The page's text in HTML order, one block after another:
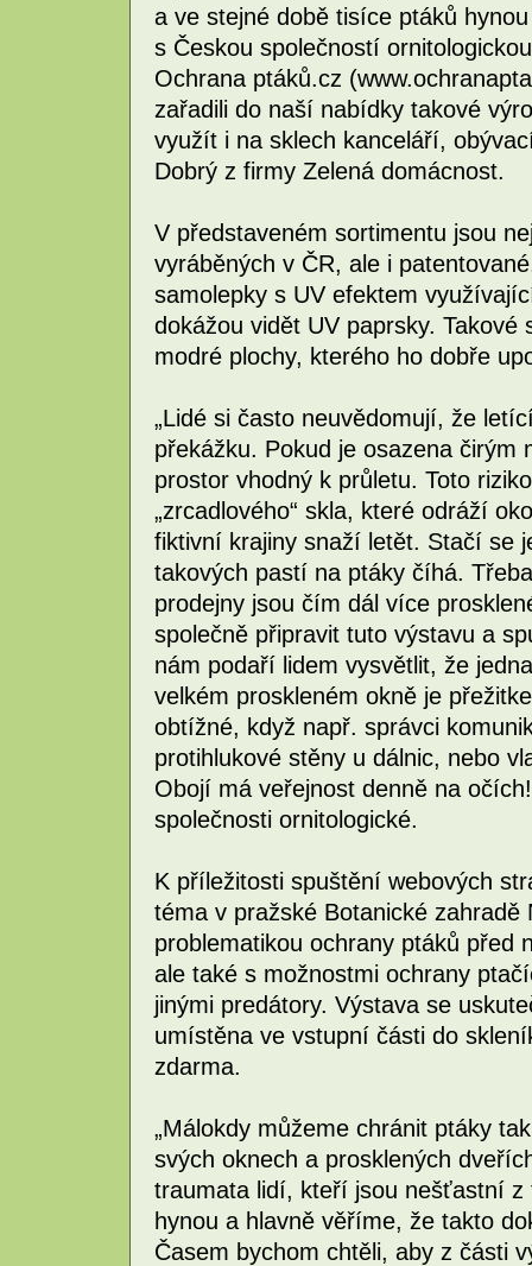
a ve stejné době tisíce ptáků
s Českou společností
Ochrana ptáků.cz
zařadili do naší nabídky takové
využít i na sklech kanceláří,
Dobrý z firmy Zelená domácnost.
V představeném sortimentu jsou
vyráběných v ČR, ale i
samolepky s UV efektem
dokážou vidět UV paprsky.
modré plochy, kterého ho dobře
„Lidé si často neuvědomují, že
překážku. Pokud je osazena čirým
prostor vhodný k průletu. Toto
„zrcadlového“ skla, které odráží
fiktivní krajiny snaží letět. Stačí se
takových pastí na ptáky číhá.
prodejny jsou čím dál více
společně připravit tuto výstavu a
nám podaří lidem vysvětlit, že
velkém proskleném okně je
obtížné, když např. správci
protihlukové stěny u dálnic, nebo
Obojí má veřejnost denně na
společnosti ornitologické.
K příležitosti spuštění webových
téma v pražské Botanické
problematikou ochrany ptáků před
ale také s možnostmi ochrany
jinými predátory. Výstava se
umístěna ve vstupní části do
zdarma.
„Málokdy můžeme chránit ptáky
svých oknech a prosklených
traumata lidí, kteří jsou nešťastní
hynou a hlavně věříme, že takto
Časem bychom chtěli, aby z části